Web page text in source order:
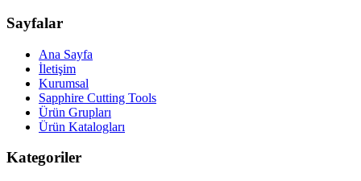
Sayfalar
Ana Sayfa
İletişim
Kurumsal
Sapphire Cutting Tools
Ürün Grupları
Ürün Katalogları
Kategoriler